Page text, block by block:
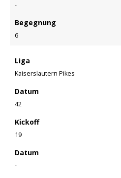
-
Begegnung
6
Liga
Kaiserslautern Pikes
Datum
42
Kickoff
19
Datum
-